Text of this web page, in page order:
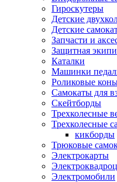
Гироскутеры
Детские
Детские
Запчасти и
Защитная
Каталки
Машинки
Роликовые
Самокаты для
Скейтборды
Трехколесные
Трехколесные
кикборды
Трюковые
Электрокарты
Электромобили